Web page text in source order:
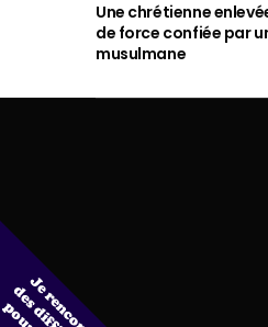
Une chrétienne
de force confiée par
musulmane